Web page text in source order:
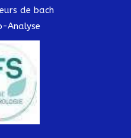
de bach
Analyse